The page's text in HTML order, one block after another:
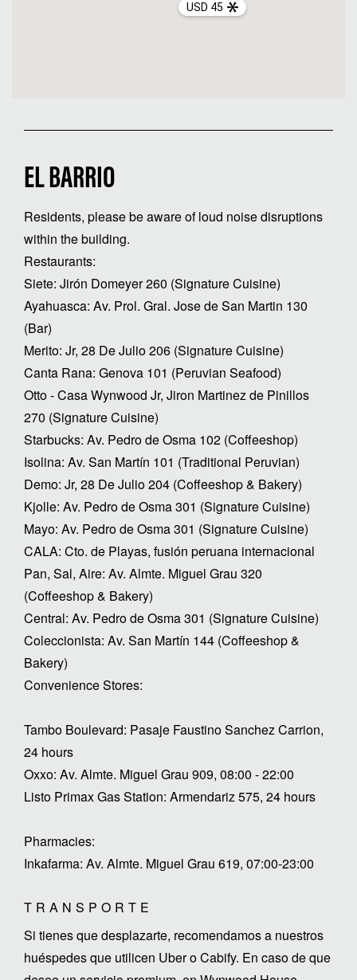
USD 45
EL BARRIO
Residents, please be aware of loud noise disruptions
within the building.
Restaurants:
Siete: Jirón Domeyer 260 (Signature Cuisine)
Ayahuasca: Av. Prol. Gral. Jose de San Martin 130
(Bar)
Merito: Jr, 28 De Julio 206 (Signature Cuisine)
Canta Rana: Genova 101 (Peruvian Seafood)
Otto - Casa Wynwood Jr, Jiron Martinez de Pinillos
270 (Signature Cuisine)
Starbucks: Av. Pedro de Osma 102 (Coffeeshop)
Isolina: Av. San Martín 101 (Traditional Peruvian)
Demo: Jr, 28 De Julio 204 (Coffeeshop & Bakery)
Kjolle: Av. Pedro de Osma 301 (Signature Cuisine)
Mayo: Av. Pedro de Osma 301 (Signature Cuisine)
CALA: Cto. de Playas, fusión peruana internacional
Pan, Sal, Aire: Av. Almte. Miguel Grau 320
(Coffeeshop & Bakery)
Central: Av. Pedro de Osma 301 (Signature Cuisine)
Coleccionista: Av. San Martín 144 (Coffeeshop &
Bakery)
Convenience Stores:
Tambo Boulevard: Pasaje Faustino Sanchez Carrion,
24 hours
Oxxo: Av. Almte. Miguel Grau 909, 08:00 - 22:00
Listo Primax Gas Station: Armendariz 575, 24 hours
Pharmacies:
Inkafarma: Av. Almte. Miguel Grau 619, 07:00-23:00
TRANSPORTE
Si tienes que desplazarte, recomendamos a nuestros
huéspedes que utilicen Uber o Cabify. En caso de que